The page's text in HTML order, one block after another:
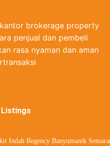
brokerage property
penjual dan pembeli
rasa nyaman dan aman
Listings
Indah Regency Banyumanik